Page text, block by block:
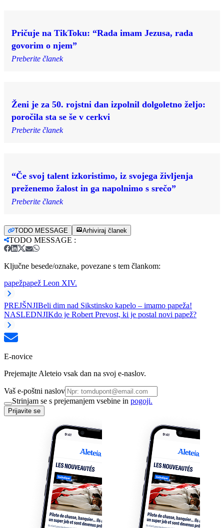
Pričuje na TikToku: “Rada imam Jezusa, rada
govorim o njem”
Preberite članek
Ženi je za 50. rojstni dan izpolnil dolgoletno željo:
poročila sta se še v cerkvi
Preberite članek
“Če svoj talent izkoristimo, iz svojega življenja
preženemo žalost in ga napolnimo s srečo”
Preberite članek
TODO MESSAGE Arhiviraj članek
TODO MESSAGE :
Ključne besede/oznake, povezane s tem člankom:
papežpapež Leon XIV.
PREJŠNJIBeli dim nad Sikstinsko kapelo – imamo papeža!
NASLEDNJIKdo je Robert Prevost, ki je postal novi papež?
E-novice
Prejemajte Aleteio vsak dan na svoj e-naslov.
Vaš e-poštni naslov
Strinjam se s prejemanjem vsebine in pogoji.
Prijavite se